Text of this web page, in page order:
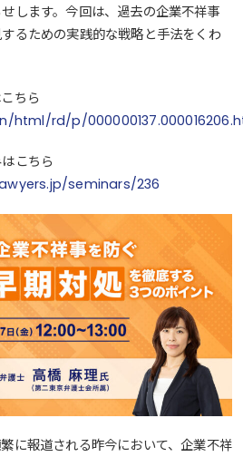
します。今回は、過去の企業不祥事
るための実践的な戦略と手法をくわ
ちら
rd/p/
こちら
seminars/236
に報道される昨今において、企業不祥